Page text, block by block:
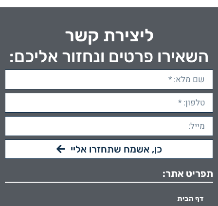
ליצירת קשר
השאירו פרטים ונחזור אליכם:
כן, אשמח שתחזרו אליי
תפריט אתר:
דף הבית